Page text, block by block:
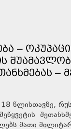
–
18 წლისთავზე,
მათი